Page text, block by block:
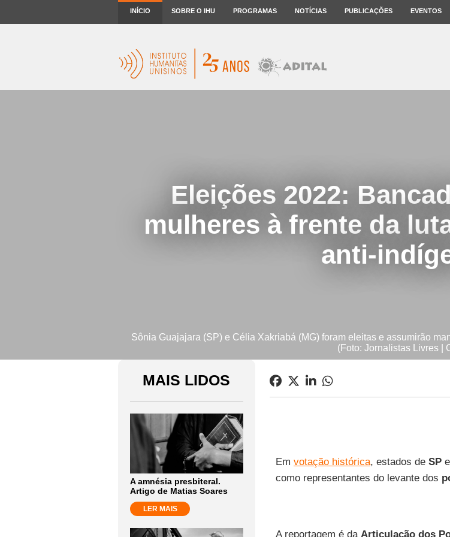
INÍCIO SOBRE O IHU PROGRAMAS NOTÍCIAS PUBLICAÇÕES EVENTOS
Eleições 2022:
mulheres à frente da
anti-
Sônia Guajajara (SP) e Célia Xakriabá (MG) foram eleitas e assumirão
(Foto: Jornalistas Livres |
MAIS LIDOS
A amnésia presbiteral.
Artigo de Matias Soares
LER MAIS
Em votação histórica, estados de SPe
como representantes do levante dos
A reportagem é da Articulação dos